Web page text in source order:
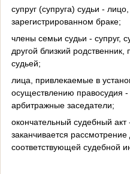
супруг (супруга) судьи -
зарегистрированном браке;
члены семьи судьи - супруг,
другой близкий
судьей;
лица, привлекаемые в
осуществлению правосудия
арбитражные заседатели;
окончательный судебный
заканчивается
соответствующей судебной